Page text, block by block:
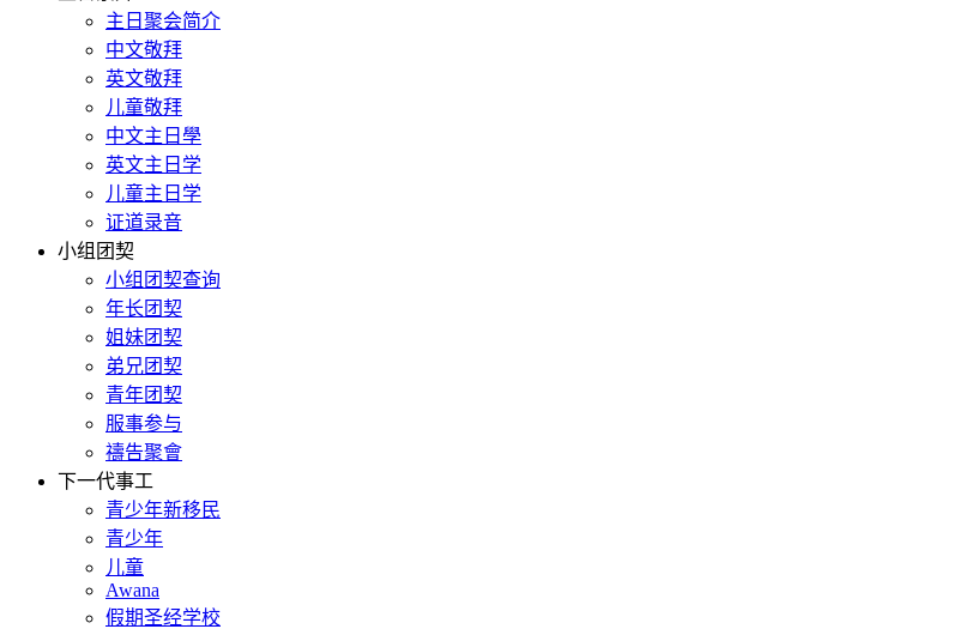
主日聚会简介
中文敬拜
英文敬拜
儿童敬拜
中文主日學
英文主日学
儿童主日学
证道录音
小组团契
小组团契查询
年长团契
姐妹团契
弟兄团契
青年团契
服事参与
禱告聚會
下一代事工
青少年新移民
青少年
儿童
Awana
假期圣经学校